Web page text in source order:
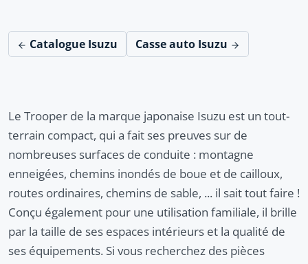
Catalogue Isuzu Casse auto Isuzu
Le Trooper de la marque japonaise Isuzu est un tout-
terrain compact, qui a fait ses preuves sur de
nombreuses surfaces de conduite : montagne
enneigées, chemins inondés de boue et de cailloux,
routes ordinaires, chemins de sable, ... il sait tout faire !
Conçu également pour une utilisation familiale, il brille
par la taille de ses espaces intérieurs et la qualité de
ses équipements. Si vous recherchez des pièces